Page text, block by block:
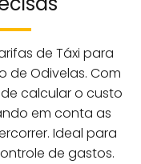
de Táxi para
de Odivelas. Com
calcular o custo
em conta as
Ideal para
de gastos.